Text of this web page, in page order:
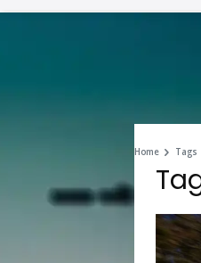
Home Tags